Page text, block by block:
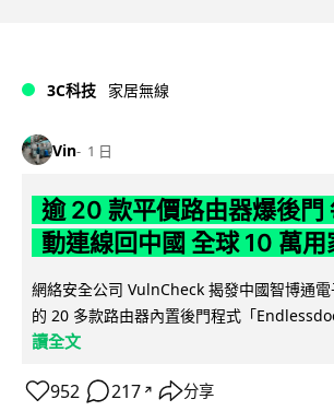
3C科技 家居無線
Vin 1 日
逾 20 款平價路由器爆後門
動連線回中國 全球 10 萬
網絡安全公司 VulnCheck 揭發中國智博通
的 20 多款路由器內置後門程式「
讀全文
952 217 ↗ 分享